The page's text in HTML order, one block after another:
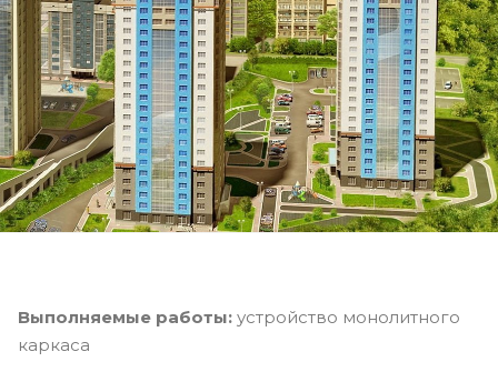
Выполняемые работы: устройство монолитного
каркаса